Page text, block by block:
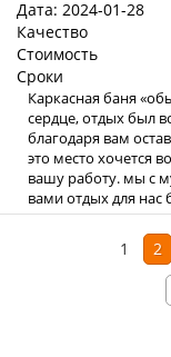
Дата: 2024-01-28
Качество
Стоимость
Сроки
Каркасная баня
сердце, отдых был
благодаря вам
это место хочется
вашу работу. мы с
вами отдых для
1 2